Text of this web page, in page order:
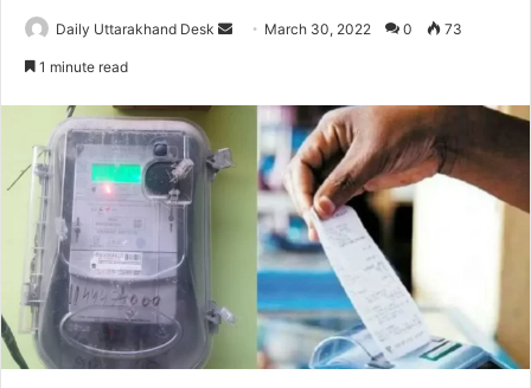
Daily Uttarakhand Desk
Send March 30, 2022 0 73
1 minute read